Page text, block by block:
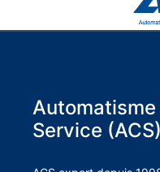
Service (ACS)